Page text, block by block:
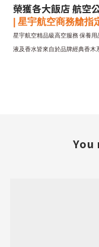
榮獲各大飯店 航空
星宇航空商務艙指
星宇航空精品級高空服務保養用
液及香水皆來自於品牌經典香木
You